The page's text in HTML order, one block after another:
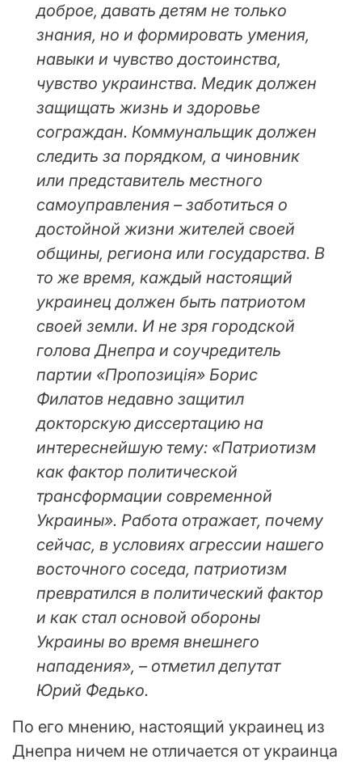
доброе, давать детям не только
знания, но и формировать умения,
навыки и чувство достоинства,
чувство украинства. Медик должен
защищать жизнь и здоровье
сограждан. Коммунальщик должен
следить за порядком, а чиновник
или представитель местного
самоуправления – заботиться о
достойной жизни жителей своей
общины, региона или государства. В
то же время, каждый настоящий
украинец должен быть патриотом
своей земли. И не зря городской
голова Днепра и соучредитель
партии «Пропозиція» Борис
Филатов недавно защитил
докторскую диссертацию на
интереснейшую тему: «Патриотизм
как фактор политической
трансформации современной
Украины». Работа отражает, почему
сейчас, в условиях агрессии нашего
восточного соседа, патриотизм
превратился в политический фактор
и как стал основой обороны
Украины во время внешнего
нападения», – отметил депутат
Юрий Федько.
По его мнению, настоящий украинец из
Днепра ничем не отличается от украинца